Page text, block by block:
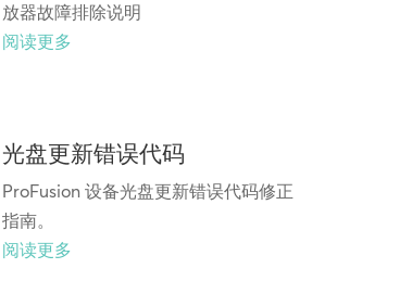
放器故障排除说明
阅读更多
光盘更新错误代码
ProFusion 设备光盘更新错误代码修正
指南。
阅读更多